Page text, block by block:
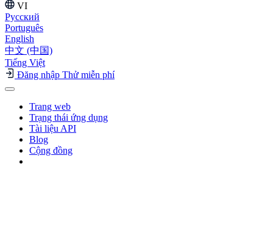
VI
Русский
Português
English
中文 (中国)
Tiếng Việt
Đăng nhập Thử miễn phí
Trang web
Trạng thái ứng dụng
Tài liệu API
Blog
Cộng đồng